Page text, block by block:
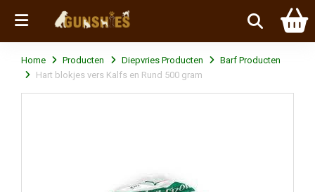
Menu
Home Producten Diepvries Producten
Barf Producten
Hart blokjes vers Kalfs en Rund 500 gram